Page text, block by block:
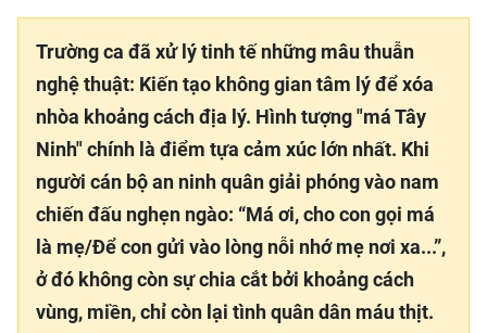
Trường ca đã xử lý tinh tế những mâu thuẫn
nghệ thuật: Kiến tạo không gian tâm lý để xóa
nhòa khoảng cách địa lý. Hình tượng "má Tây
Ninh" chính là điểm tựa cảm xúc lớn nhất. Khi
người cán bộ an ninh quân giải phóng vào nam
chiến đấu nghẹn ngào: “Má ơi, cho con gọi má
là mẹ/Để con gửi vào lòng nỗi nhớ mẹ nơi xa...”,
ở đó không còn sự chia cắt bởi khoảng cách
vùng, miền, chỉ còn lại tình quân dân máu thịt.